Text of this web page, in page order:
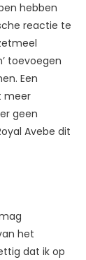
hebben
reactie te
toevoegen
Een
meer
geen
Avebe dit
het
dat ik op